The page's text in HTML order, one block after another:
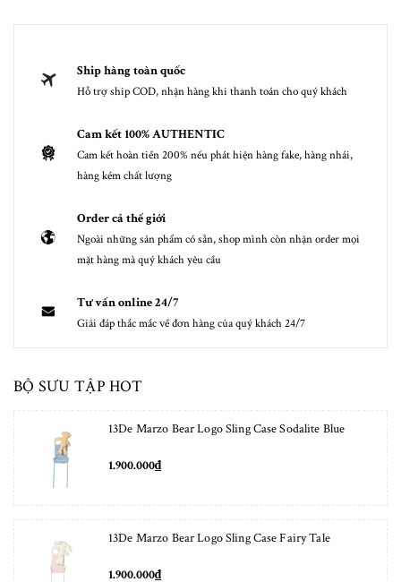
Ship hàng toàn quốc
Hỗ trợ ship COD, nhận hàng khi thanh toán cho quý khách
Cam kết 100% AUTHENTIC
Cam kết hoàn tiền 200% nếu phát hiện hàng fake, hàng nhái,
hàng kém chất lượng
Order cả thế giới
Ngoài những sản phẩm có sẵn, shop mình còn nhận order mọi
mặt hàng mà quý khách yêu cầu
Tư vấn online 24/7
Giải đáp thắc mắc về đơn hàng của quý khách 24/7
BỘ SƯU TẬP HOT
13De Marzo Bear Logo Sling Case Sodalite Blue
1.900.000₫
13De Marzo Bear Logo Sling Case Fairy Tale
1.900.000₫